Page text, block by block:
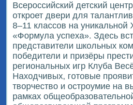
Всероссийский детский
откроет двери для
8–11 классов на уникальной
«Формула успеха». Здесь
представители школьных
победители и призёры
региональных игр Клуба
Находчивых, готовые
творчество и остроумие на
рамках